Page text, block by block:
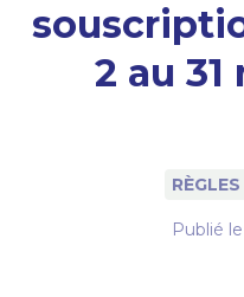
2 au 31
Publié le